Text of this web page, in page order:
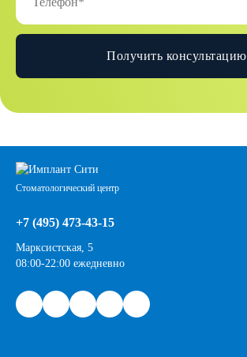
Получить консультацию
Стоматологический центр
+7 (495) 473-43-15
Марксистская, 5
08:00-22:00 ежедневно